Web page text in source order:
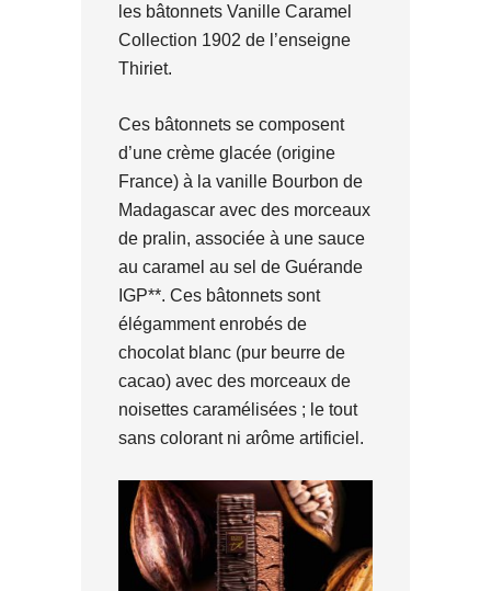
les bâtonnets Vanille Caramel
Collection 1902 de l’enseigne
Thiriet.
Ces bâtonnets se composent
d’une crème glacée (origine
France) à la vanille Bourbon de
Madagascar avec des morceaux
de pralin, associée à une sauce
au caramel au sel de Guérande
IGP**. Ces bâtonnets sont
élégamment enrobés de
chocolat blanc (pur beurre de
cacao) avec des morceaux de
noisettes caramélisées ; le tout
sans colorant ni arôme artificiel.